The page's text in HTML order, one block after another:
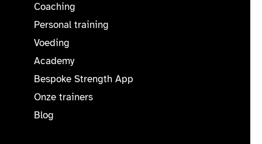
Coaching
Personal training
Voeding
Academy
Bespoke Strength App
Onze trainers
Blog